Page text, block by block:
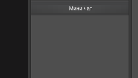
Мини чат